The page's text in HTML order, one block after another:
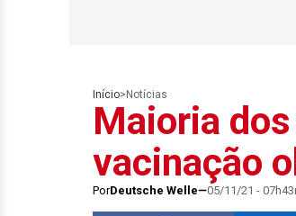
Início> Notícias
Maioria
vacinação
PorDeutsche Welle 05/11/21 -